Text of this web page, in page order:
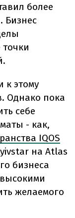
более
Бизнес
к этому
Однако пока
себе
- как,
IQOS
на Atlas
бизнеса
желаемого